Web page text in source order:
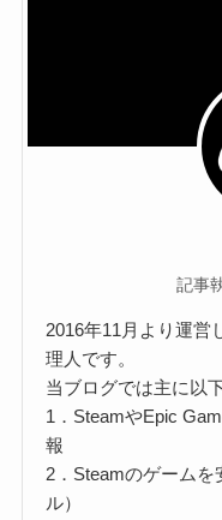
記事
2016年11月より運営
理人です。
当ブログでは主に以
1．SteamやEpic
報
2．Steamのゲーム
ル）